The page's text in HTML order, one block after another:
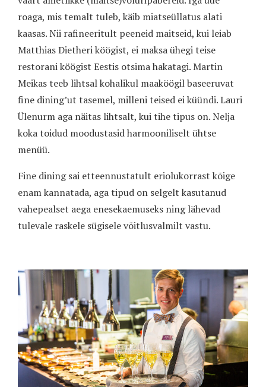
roaga, mis temalt tuleb, käib miatseüllatus alati
kaasas. Nii rafineeritult peeneid maitseid, kui leiab
Matthias Dietheri köögist, ei maksa ühegi teise
restorani köögist Eestis otsima hakatagi. Martin
Meikas teeb lihtsal kohalikul maaköögil baseeruvat
fine dining’ut tasemel, milleni teised ei küündi. Lauri
Ülenurm aga näitas lihtsalt, kui tihe tipus on. Nelja
koka toidud moodustasid harmooniliselt ühtse
menüü.
Fine dining sai etteennustatult eriolukorrast kõige
enam kannatada, aga tipud on selgelt kasutanud
vahepealset aega enesekaemuseks ning lähevad
tulevale raskele sügisele võitlusvalmilt vastu.